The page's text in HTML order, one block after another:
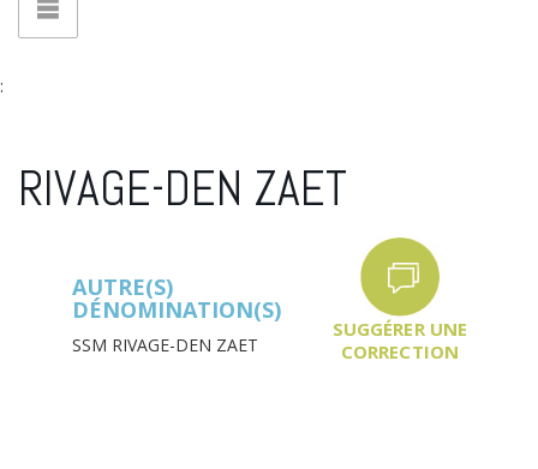
:
RIVAGE-DEN ZAET
AUTRE(S)
DÉNOMINATION(S)
SSM RIVAGE-DEN ZAET
SUGGÉRER UNE
CORRECTION